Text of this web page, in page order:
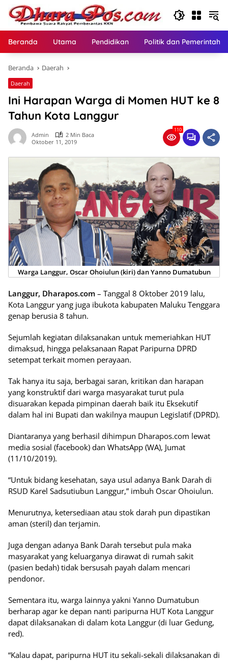
Langsung
konten
Beranda Utama Pendidikan Politik dan
Beranda Daerah
Daerah
Ini Harapan Warga di Momen HUT ke 8
Tahun Kota Langgur
Admin
2 Min Baca
Oktober 11, 2019
110
Warga Langgur, Oscar Ohoiulun (kiri) dan Yanno Dumatubun
Langgur, Dharapos.com – Tanggal 8 Oktober 2019 lalu,
Kota Langgur yang juga ibukota kabupaten Maluku Tenggara
genap berusia 8 tahun.
Sejumlah kegiatan dilaksanakan untuk memeriahkan HUT
dimaksud, hingga pelaksanaan Rapat Paripurna DPRD
setempat terkait momen perayaan.
Tak hanya itu saja, berbagai saran, kritikan dan harapan
yang konstruktif dari warga masyarakat turut pula
disuarakan kepada pimpinan daerah baik itu Eksekutif
dalam hal ini Bupati dan wakilnya maupun Legislatif (DPRD).
Diantaranya yang berhasil dihimpun Dharapos.com lewat
media sosial (facebook) dan WhatsApp (WA), Jumat
(11/10/2019).
“Untuk bidang kesehatan, saya usul adanya Bank Darah di
RSUD Karel Sadsutiubun Langgur,” imbuh Oscar Ohoiulun.
Menurutnya, ketersediaan atau stok darah pun dipastikan
aman (steril) dan terjamin.
Juga dengan adanya Bank Darah tersebut pula maka
masyarakat yang keluarganya dirawat di rumah sakit
(pasien bedah) tidak bersusah payah dalam mencari
pendonor.
Sementara itu, warga lainnya yakni Yanno Dumatubun
berharap agar ke depan nanti paripurna HUT Kota Langgur
dapat dilaksanakan di dalam kota Langgur (di luar Gedung,
red).
“Kalau dapat, paripurna HUT itu sekali-sekali dilaksanakan di